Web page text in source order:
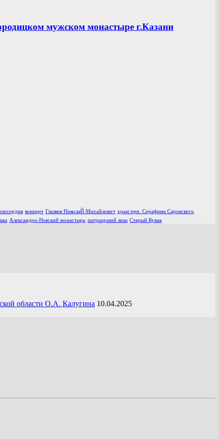
мужском монастыре г.Казани
концерт Глазков НиколаЙ Михайлович храм прп. Серафима Саровского
Александро-Невский монастырь патриарший знак Старый Кувак
области О.А. Калугина 10.04.2025